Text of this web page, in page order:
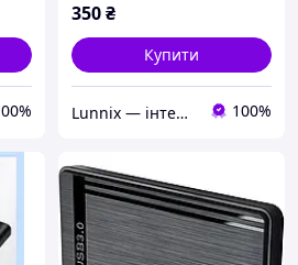
350₴
Купити
Lunnix — інтернет-магазин електроніки та аксесуарів 100%